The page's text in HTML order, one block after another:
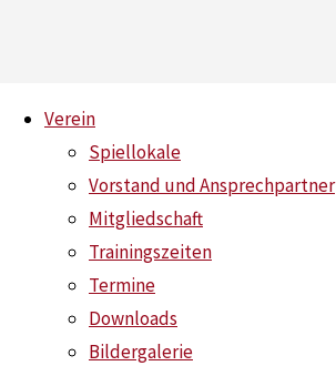
content
Verein
Spiellokale
Vorstand und Ansprechpartner
Mitgliedschaft
Trainingszeiten
Termine
Downloads
Bildergalerie
Saisonstart
Home
Saisonstart